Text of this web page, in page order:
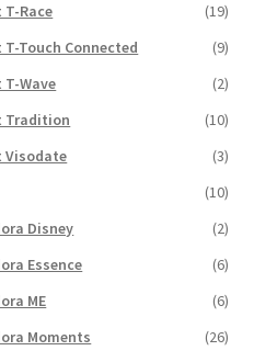
Race
(19)
Touch Connected
(9)
Wave
(2)
Tradition
(10)
Visodate
(3)
(10)
Disney
(2)
Essence
(6)
ME
(6)
Moments
(26)